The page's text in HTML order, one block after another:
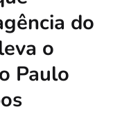
do
o
Paulo